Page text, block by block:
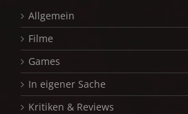
Allgemein
Filme
Games
In eigener Sache
Kritiken & Reviews